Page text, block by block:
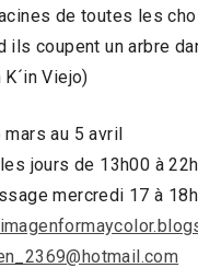
de toutes les
ils coupent un arbre
K´in Viejo)
mars au 5 avril
jours de 13h00 à
mercredi 17 à